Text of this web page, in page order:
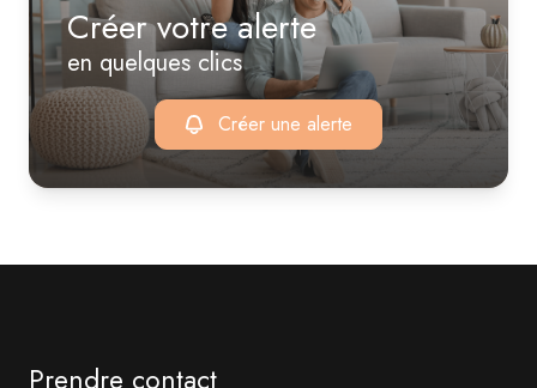
Créer votre alerte
en quelques clics
Créer une alerte
Prendre contact